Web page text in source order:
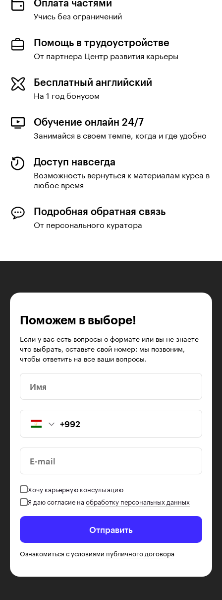
Оплата частями
Учись без ограничений
Помощь в трудоустройстве
От партнера Центр развития карьеры
Бесплатный английский
На 1 год бонусом
Обучение онлайн 24/7
Занимайся в своем темпе, когда и где удобно
Доступ навсегда
Возможность вернуться к материалам курса в
любое время
Подробная обратная связь
От персонального куратора
Поможем в выборе!
Если у вас есть вопросы о формате или вы не знаете
что выбрать, оставьте свой номер: мы позвоним,
чтобы ответить на все ваши вопросы.
Имя
E-mail
Хочу карьерную консультацию
Я даю согласие на обработку персональных данных
Отправить
Ознакомиться с условиями публичного договора